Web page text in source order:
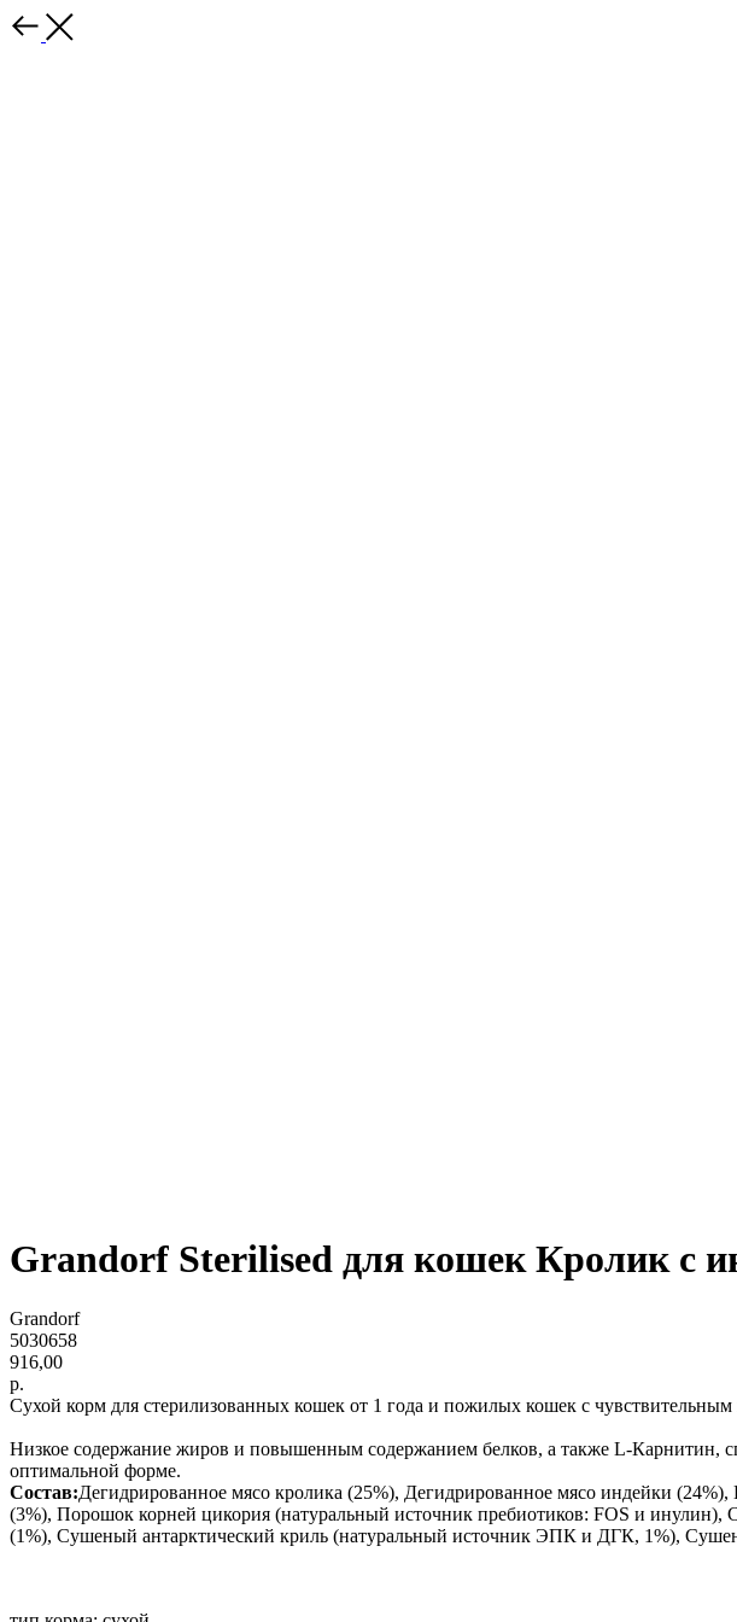
Grandorf Sterilised для кошек Кролик с
Grandorf
5030658
916,00
р.
Сухой корм для стерилизованных кошек от 1 года и пожилых кошек с
Низкое содержание жиров и повышенным содержанием белков, а также L-Карнитин,
оптимальной форме.
Состав:Дегидрированное мясо кролика (25%), Дегидрированное мясо индейки
(3%), Порошок корней цикория (натуральный источник пребиотиков: FOS и
(1%), Сушеный антарктический криль (натуральный источник ЭПК и ДГК, 1%),